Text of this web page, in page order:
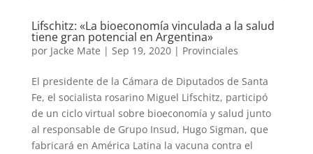
Lifschitz: «La bioeconomía vinculada a la salud
tiene gran potencial en Argentina»
por Jacke Mate | Sep 19, 2020| Provinciales
El presidente de la Cámara de Diputados de Santa
Fe, el socialista rosarino Miguel Lifschitz, participó
de un ciclo virtual sobre bioeconomía y salud junto
al responsable de Grupo Insud, Hugo Sigman, que
fabricará en América Latina la vacuna contra el